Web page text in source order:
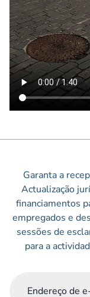
Garanta a
Actualização
financiamentos
empregados e
sessões de
para a